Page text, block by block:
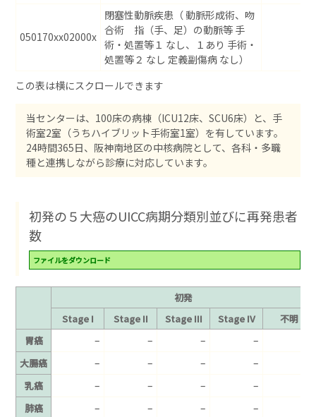
050170xx02000x
閉塞性動脈疾患（ 動脈形成術、吻
合術 指（手、足）の動脈等 手
術・処置等１ なし、１あり 手術・
処置等２ なし 定義副傷病 なし）
当センターは、100床の病棟（ICU12床、SCU6床）と、手
術室2室（うちハイブリット手術室1室）を有しています。
24時間365日、阪神南地区の中核病院として、各科・多職
種と連携しながら診療に対応しています。
初発の５大癌のUICC病期分類別並びに再発患者
数
ファイルをダウンロード
初発
Stage I
Stage II Stage III Stage IV
不明
胃癌
– – – –
大腸癌 – – – –
乳癌 – – – –
肺癌 – – – –